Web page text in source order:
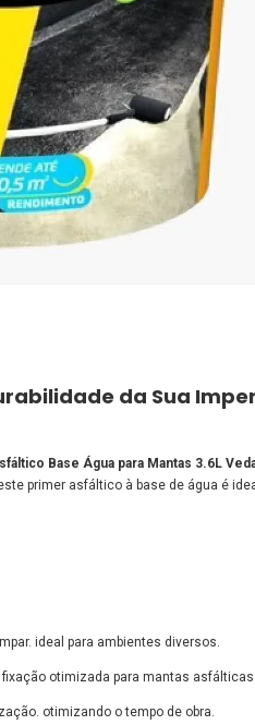
da Sua
Base Água para Mantas 3.6L
primer asfáltico à base de água é
ideal para ambientes diversos.
otimizada para mantas asfálticas.
otimizando o tempo de obra.